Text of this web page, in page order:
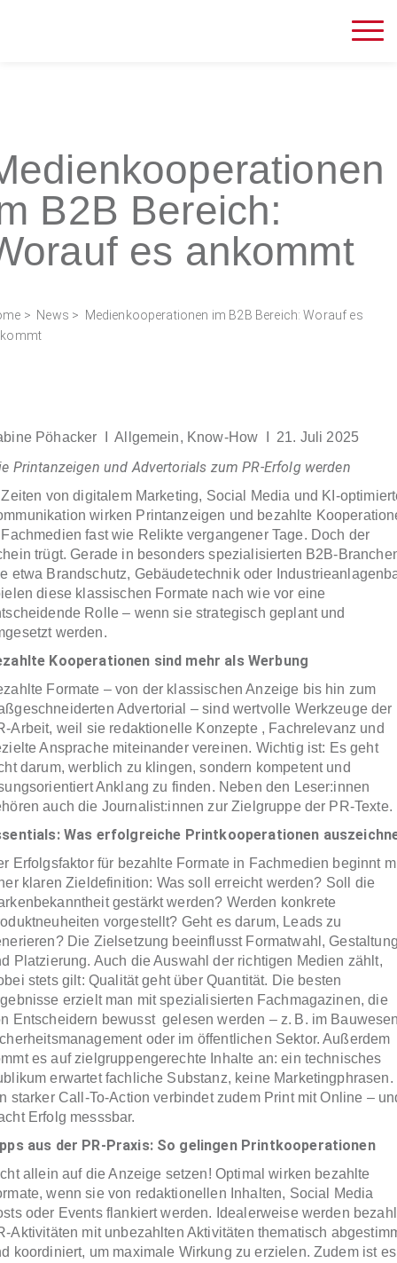
B2B Bereich:
es ankommt
> News > Medienkooperationen im B2B Bereich: Worauf es
Pöhacker IAllgemein, Know-How I 21. Juli 2025
Printanzeigen und Advertorials zum PR-Erfolg werden
von digitalem Marketing, Social Media und KI-
wirken Printanzeigen und bezahlte
fast wie Relikte vergangener Tage. Doch der
trügt. Gerade in besonders spezialisierten B2B-
etwa Brandschutz, Gebäudetechnik oder
diese klassischen Formate nach wie vor eine
Rolle – wenn sie strategisch geplant und
werden.
Kooperationen sind mehr als Werbung
Formate – von der klassischen Anzeige bis hin zum
Advertorial – sind wertvolle Werkzeuge der
Arbeit, weil sie redaktionelle Konzepte , Fachrelevanz und
Ansprache miteinander vereinen. Wichtig ist: Es geht
darum, werblich zu klingen, sondern kompetent und
Anklang zu finden. Neben den Leser:innen
auch die Journalist:innen zur Zielgruppe der PR-Texte.
Was erfolgreiche Printkooperationen
Erfolgsfaktor für bezahlte Formate in Fachmedien beginnt
klaren Zieldefinition: Was soll erreicht werden? Soll die
gestärkt werden? Werden konkrete
vorgestellt? Geht es darum, Leads zu
Die Zielsetzung beeinflusst Formatwahl,
Platzierung. Auch die Auswahl der richtigen Medien zählt,
stets gilt: Qualität geht über Quantität. Die besten
erzielt man mit spezialisierten Fachmagazinen, die
Entscheidern bewusst gelesen werden – z. B. im
oder im öffentlichen Sektor. Außerdem
es auf zielgruppengerechte Inhalte an: ein technisches
erwartet fachliche Substanz, keine Marketingphrasen.
starker Call-To-Action verbindet zudem Print mit Online –
Erfolg messsbar.
aus der PR-Praxis: So gelingen Printkooperationen
allein auf die Anzeige setzen! Optimal wirken bezahlte
wenn sie von redaktionellen Inhalten, Social Media
oder Events flankiert werden. Idealerweise werden
Aktivitäten mit unbezahlten Aktivitäten thematisch
koordiniert, um maximale Wirkung zu erzielen. Zudem ist es